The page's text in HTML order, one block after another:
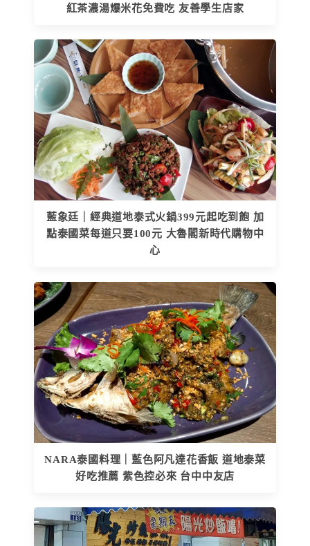
紅茶濃湯爆米花免費吃 友善學生店家
藍象廷｜經典道地泰式火鍋399元起吃到飽 加
點泰國菜每道只要100元 大魯閣新時代購物中
心
NARA泰國料理｜藍色阿凡達花香飯 道地泰菜
好吃推薦 紫色控必來 台中中友店